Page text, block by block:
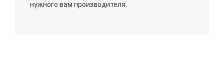
нужного вам производителя.